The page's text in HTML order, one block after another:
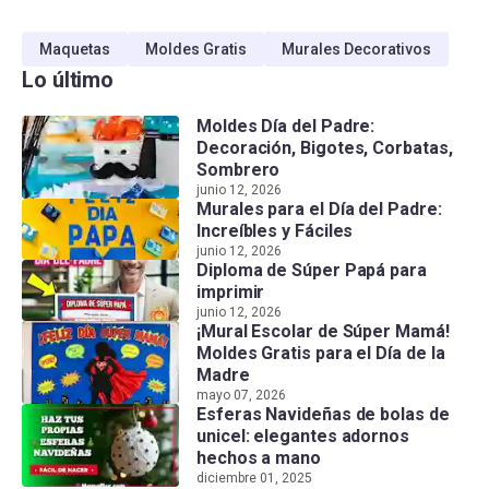
Maquetas Moldes Gratis Murales Decorativos
Lo último
Moldes Día del Padre:
Decoración, Bigotes, Corbatas,
Sombrero
junio 12, 2026
Murales para el Día del Padre:
Increíbles y Fáciles
junio 12, 2026
Diploma de Súper Papá para
imprimir
junio 12, 2026
¡Mural Escolar de Súper Mamá!
Moldes Gratis para el Día de la
Madre
mayo 07, 2026
Esferas Navideñas de bolas de
unicel: elegantes adornos
hechos a mano
diciembre 01, 2025